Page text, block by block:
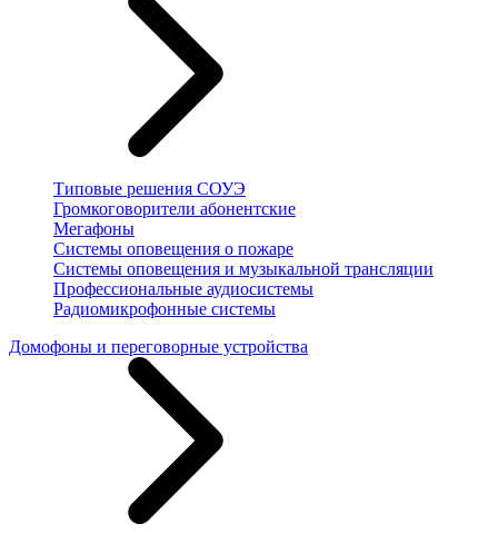
Типовые решения СОУЭ
Громкоговорители абонентские
Мегафоны
Системы оповещения о пожаре
Системы оповещения и музыкальной трансляции
Профессиональные аудиосистемы
Радиомикрофонные системы
Домофоны и переговорные устройства